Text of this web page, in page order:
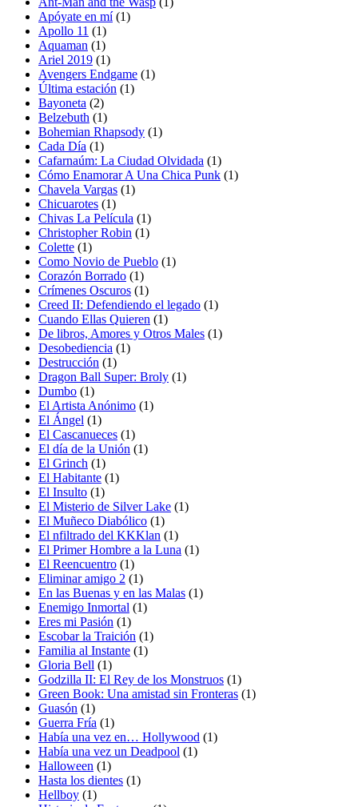
Apóyate en mí(1)
Apollo 11 (1)
Aquaman (1)
Ariel 2019 (1)
Avengers Endgame (1)
Última estación (1)
Bayoneta (2)
Belzebuth (1)
Bohemian Rhapsody (1)
Cada Día (1)
Cafarnaúm: La Ciudad Olvidada (1)
Cómo Enamorar A Una Chica Punk (1)
Chavela Vargas (1)
Chicuarotes (1)
Chivas La Película (1)
Christopher Robin (1)
Colette (1)
Como Novio de Pueblo (1)
Corazón Borrado (1)
Crímenes Oscuros (1)
Creed II: Defendiendo el legado (1)
Cuando Ellas Quieren (1)
De libros, Amores y Otros Males (1)
Desobediencia (1)
Destrucción (1)
Dragon Ball Super: Broly (1)
Dumbo (1)
El Artista Anónimo (1)
El Ángel (1)
El Cascanueces (1)
El día de la Unión (1)
El Grinch (1)
El Habitante (1)
El Insulto (1)
El Misterio de Silver Lake (1)
El Muñeco Diabólico (1)
El nfiltrado del KKKlan (1)
El Primer Hombre a la Luna (1)
El Reencuentro (1)
Eliminar amigo 2 (1)
En las Buenas y en las Malas (1)
Enemigo Inmortal (1)
Eres mi Pasión (1)
Escobar la Traición (1)
Familia al Instante (1)
Gloria Bell (1)
Godzilla II: El Rey de los Monstruos (1)
Green Book: Una amistad sin Fronteras (1)
Guasón (1)
Guerra Fría (1)
Había una vez en… Hollywood (1)
Había una vez un Deadpool (1)
Halloween (1)
Hasta los dientes (1)
Hellboy (1)